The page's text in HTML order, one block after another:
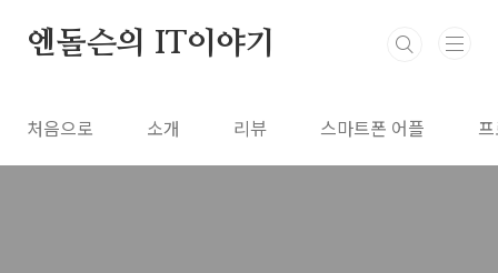
엔돌슨의 IT이야기
처음으로 소개 리뷰 스마트폰 어플